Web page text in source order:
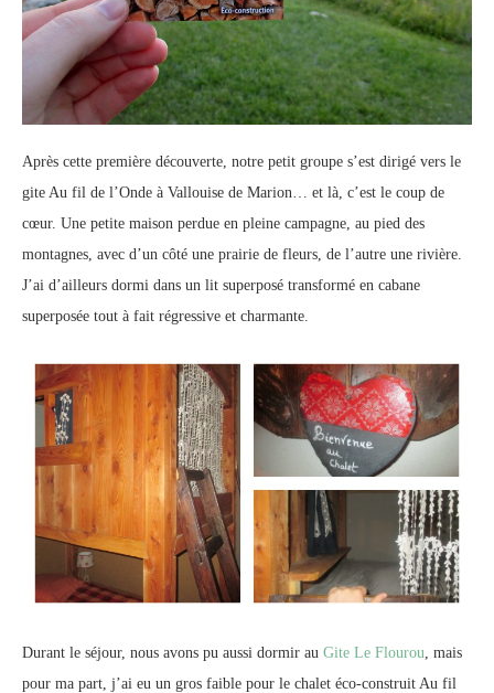
Après cette première découverte, notre petit groupe s’est dirigé vers le
gite Au fil de l’Onde à Vallouise de Marion… et là, c’est le coup de
cœur. Une petite maison perdue en pleine campagne, au pied des
montagnes, avec d’un côté une prairie de fleurs, de l’autre une rivière.
J’ai d’ailleurs dormi dans un lit superposé transformé en cabane
superposée tout à fait régressive et charmante.
Durant le séjour, nous avons pu aussi dormir au Gite Le Flourou , mais
pour ma part, j’ai eu un gros faible pour le chalet éco-construit Au fil